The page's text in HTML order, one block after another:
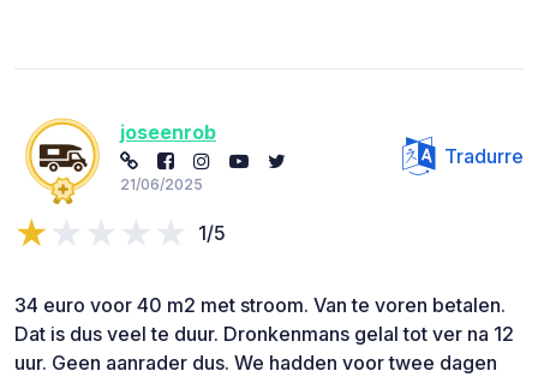
joseenrob
21/06/2025
Tradurre
1/5
34 euro voor 40 m2 met stroom. Van te voren betalen.
Dat is dus veel te duur. Dronkenmans gelal tot ver na 12
uur. Geen aanrader dus. We hadden voor twee dagen